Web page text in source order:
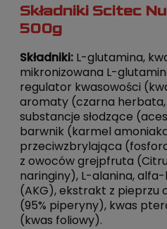
Składniki Scitec
500g
Składniki: L-glutamina,
mikronizowana L-
regulator kwasowości
aromaty (czarna
substancje słodzące
barwnik (karmel
przeciwzbrylająca
z owoców grejpfruta
naringiny), L-alanina,
(AKG), ekstrakt z pieprzu
(95% piperyny), kwas
(kwas foliowy).